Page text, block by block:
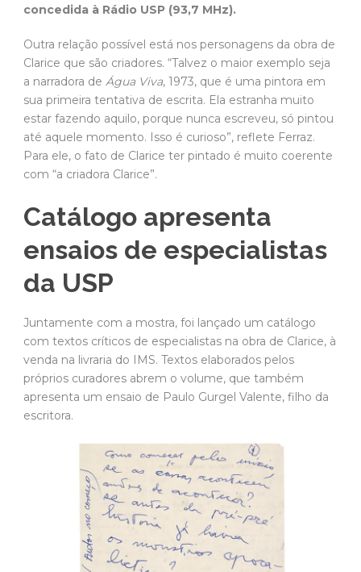
concedida à Rádio USP (93,7 MHz).
Outra relação possível está nos personagens da obra de
Clarice que são criadores. “Talvez o maior exemplo seja
a narradora de Água Viva, 1973, que é uma pintora em
sua primeira tentativa de escrita. Ela estranha muito
estar fazendo aquilo, porque nunca escreveu, só pintou
até aquele momento. Isso é curioso”, reflete Ferraz.
Para ele, o fato de Clarice ter pintado é muito coerente
com “a criadora Clarice”.
Catálogo apresenta
ensaios de especialistas
da USP
Juntamente com a mostra, foi lançado um catálogo
com textos críticos de especialistas na obra de Clarice, à
venda na livraria do IMS. Textos elaborados pelos
próprios curadores abrem o volume, que também
apresenta um ensaio de Paulo Gurgel Valente, filho da
escritora.